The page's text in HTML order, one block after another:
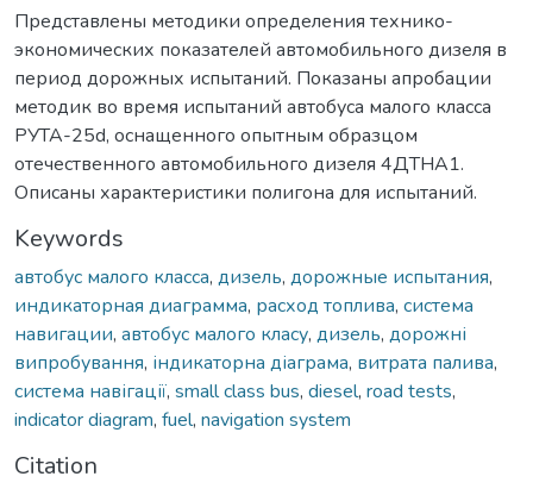
Представлены методики определения технико-
экономических показателей автомобильного дизеля в
период дорожных испытаний. Показаны апробации
методик во время испытаний автобуса малого класса
РУТА-25d, оснащенного опытным образцом
отечественного автомобильного дизеля 4ДТНА1.
Описаны характеристики полигона для испытаний.
Keywords
автобус малого класса, дизель, дорожные испытания,
индикаторная диаграмма, расход топлива, система
навигации, автобус малого класу, дизель, дорожні
випробування, індикаторна діаграма, витрата палива,
система навігації, small class bus, diesel, road tests,
indicator diagram, fuel, navigation system
Citation